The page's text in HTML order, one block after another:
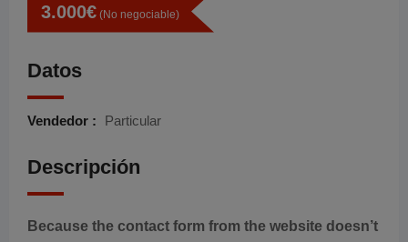
3.000€ (No negociable)
Datos
Vendedor : Particular
Descripción
Because the contact form from the website doesn’t